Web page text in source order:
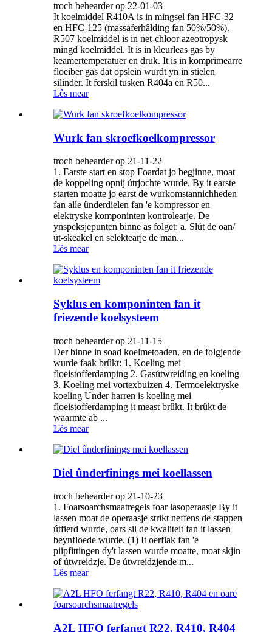
troch behearder op 22-01-03
It koelmiddel R410A is in mingsel fan HFC-32
en HFC-125 (massaferhâlding fan 50%/50%).
R507 koelmiddel is in net-chloor azeotropysk
mingd koelmiddel. It is in kleurleas gas by
keamertemperatuer en druk. It is in komprimearre
floeiber gas dat opslein wurdt yn in stielen
silinder. It ferskil tusken R404a en R50...
Lês mear
Wurk fan skroefkoelkompressor
troch behearder op 21-11-22
1. Earste start en stop Foardat jo begjinne, moat
de koppeling opnij útrjochte wurde. By it earste
starten moatte jo earst de wurkomstannichheden
fan alle ûnderdielen fan 'e kompressor en
elektryske komponinten kontrolearje. De
ynspeksjepunten binne as folget: a. Slút de oan/
út-skeakel en selektearje de man...
Lês mear
Syklus en komponinten fan it
friezende koelsysteem
troch behearder op 21-11-15
Der binne in soad koelmetoaden, en de folgjende
wurde faak brûkt: 1. Koeling mei
floeistofferdamping 2. Gasútwreiding en koeling
3. Koeling mei vortexbuizen 4. Termoelektryske
koeling Under harren is koeling mei
floeistofferdamping it meast brûkt. It brûkt de
waarmte ab ...
Lês mear
Diel ûnderfinings mei koellassen
troch behearder op 21-10-23
1. Foarsoarchsmaatregels foar lasoperaasje By it
lassen moat de operaasje strikt neffens de stappen
útfierd wurde, oars sil de kwaliteit fan it lassen
beynfloede wurde. (1) It oerflak fan 'e
piipfittingen dy't lassen wurde moatte, moat skjin
of útwreidzje. De útwreidzjende m...
Lês mear
A2L HFO ferfangt R22, R410, R404